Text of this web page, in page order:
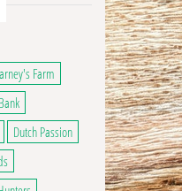
Farm
Dutch Passion